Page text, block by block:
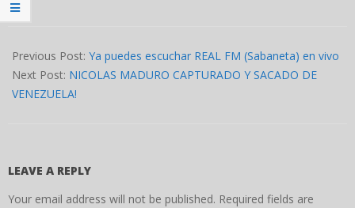
01-
02
Previous Post: Ya puedes escuchar REAL FM (Sabaneta) en vivo
Next Post: NICOLAS MADURO CAPTURADO Y SACADO DE
VENEZUELA!
LEAVE A REPLY
Your email address will not be published. Required fields are